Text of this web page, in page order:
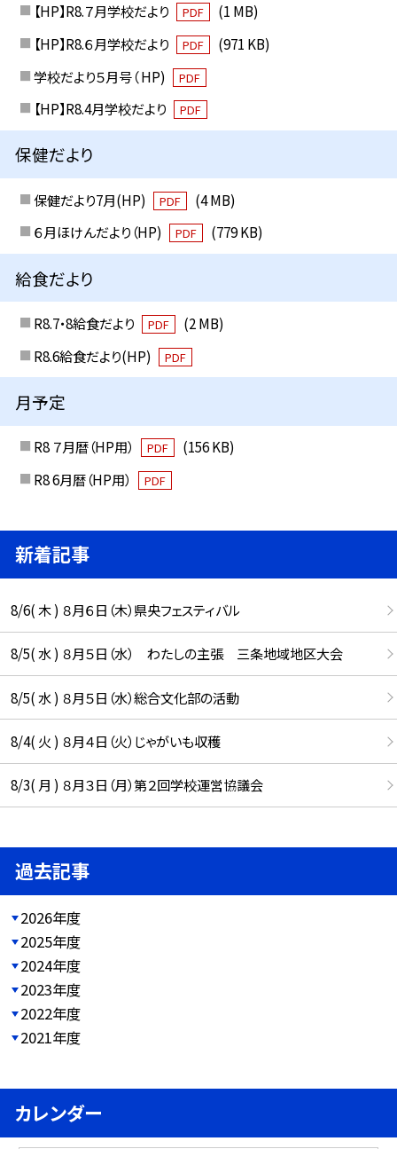
【HP】R8.７月学校だより PDF
(1 MB)
【HP】R8.６月学校だより
PDF
(971 KB)
学校だより５月号（ HP)
PDF
【HP】R8.4月学校だより PDF
保健だより
保健だより7月(HP) PDF
(4 MB)
６月ほけんだより（HP)
PDF (779 KB)
給食だより
R8.7・8給食だより PDF
(2 MB)
R8.6給食だより(HP)
PDF
月予定
R8 ７月暦（HP用） PDF
(156 KB)
R8 6月暦（HP用）
PDF
新着記事
8/6( 木 ) ８月６日（木）県央フェスティバル
8/5( 水 ) ８月５日（水） わたしの主張 三条地域地区大会
8/5( 水 ) ８月５日（水）総合文化部の活動
8/4( 火 ) ８月４日（火）じゃがいも収穫
8/3( 月 ) ８月３日（月）第２回学校運営協議会
過去記事
2026年度
2025年度
2024年度
2023年度
2022年度
2021年度
カレンダー